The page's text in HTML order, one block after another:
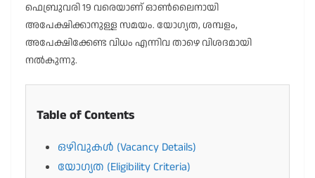
ഫെബ്രുവരി 19 വരെയാണ് ഓൺലൈനായി
അപേക്ഷിക്കാനുള്ള സമയം. യോഗ്യത, ശമ്പളം,
അപേക്ഷിക്കേണ്ട വിധം എന്നിവ താഴെ വിശദമായി
നൽകുന്നു.
Table of Contents
ഒഴിവുകൾ (Vacancy Details)
യോഗ്യത (Eligibility Criteria)